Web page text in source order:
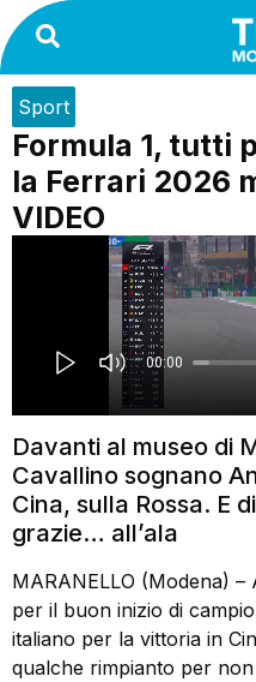
Sport
Formula 1, tutti
la Ferrari 2026
VIDEO
Davanti al museo di
Cavallino sognano
Cina, sulla Rossa. E
grazie… all’ala
MARANELLO (Modena)
per il buon inizio di
italiano per la vittoria in
qualche rimpianto per